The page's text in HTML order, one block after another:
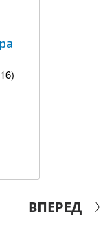
ВПЕРЕД